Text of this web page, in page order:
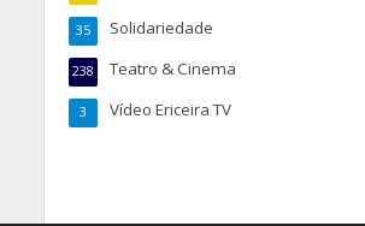
Solidariedade
35
Teatro & Cinema
238
Vídeo Ericeira TV
3